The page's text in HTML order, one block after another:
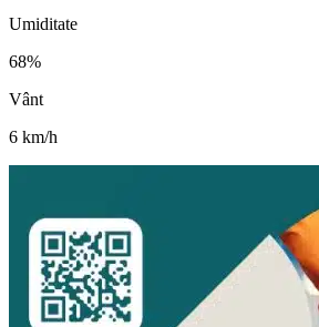
Umiditate
68%
Vânt
6 km/h